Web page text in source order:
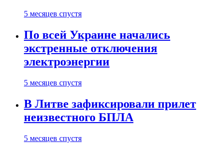
5 месяцев спустя
По всей Украине начались
экстренные отключения
электроэнергии
5 месяцев спустя
В Литве зафиксировали прилет
неизвестного БПЛА
5 месяцев спустя